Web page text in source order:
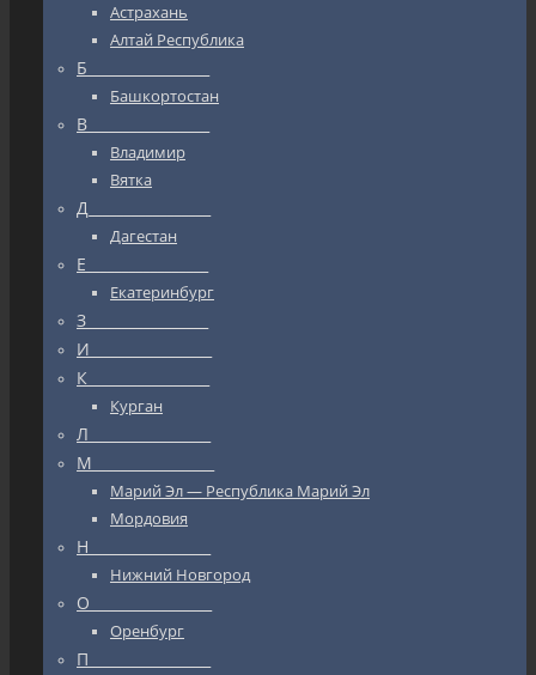
Астрахань
Алтай Республика
Б_________________
Башкортостан
В_________________
Владимир
Вятка
Д_________________
Дагестан
Е_________________
Екатеринбург
З_________________
И_________________
К_________________
Курган
Л_________________
М_________________
Марий Эл — Республика Марий Эл
Мордовия
Н_________________
Нижний Новгород
О_________________
Оренбург
П_________________